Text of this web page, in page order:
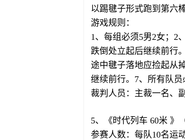
以踢毽子形式跑到第六
游戏规则：
1、每组必须5男2女；2
跌倒处立起后继续前行
途中毽子落地应捡起从
继续前行。7、所有队员
裁判人员：主裁一名、
5、《时代列车 60米 》
参赛人数：每队10名运